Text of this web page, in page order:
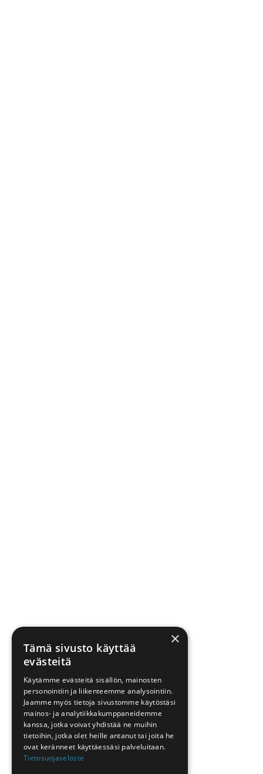
×
Tämä sivusto käyttää
evästeitä
Käytämme evästeitä sisällön, mainosten
personointiin ja liikenteemme analysointiin.
Jaamme myös tietoja sivustomme käytöstäsi
mainos- ja analytiikkakumppaneidemme
kanssa, jotka voivat yhdistää ne muihin
tietoihin, jotka olet heille antanut tai joita he
ovat keränneet käyttäessäsi palveluitaan.
Tietosuojaseloste